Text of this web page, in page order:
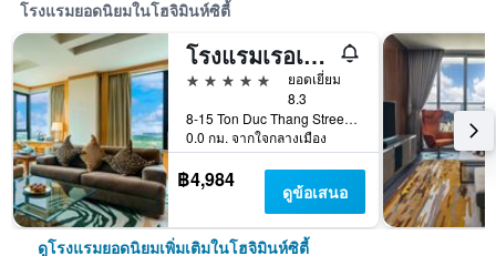
โรงแรมยอดนิยมในโฮจิมินห์ซิตี้
โรงแรมเรอเนซองส์ริเวอร์ไซด์ ไซ่ง่อน
5 ดาว
ยอดเยี่ยม
8.3
8-15 Ton Duc Thang Street, District 1, โฮจิมินห์ซิตี้, เวียดนาม
0.0 กม. จากใจกลางเมือง
฿4,984 ดูข้อเสนอ
ดูโรงแรมยอดนิยมเพิ่มเติมในโฮจิมินห์ซิตี้